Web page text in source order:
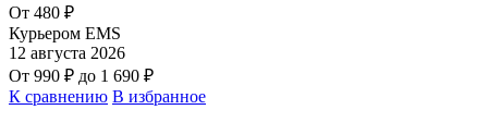
От 480 ₽
Курьером EMS
12 августа 2026
От 990 ₽ до 1 690 ₽
К сравнению В избранное